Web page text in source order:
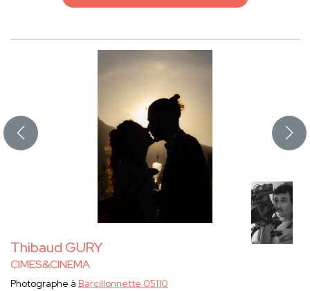
Thibaud GURY
CIMES&CINEMA
Photographe à Barcillonnette 05110